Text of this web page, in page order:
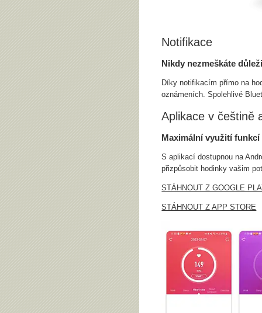
Notifikace
Nikdy nezmeškáte
Díky notifikacím přímo na
oznámeních. Spolehlivé
Aplikace v češtině
Maximální využití funkcí
S aplikací dostupnou na
přizpůsobit hodinky vašim
STÁHNOUT Z GOOGLE
STÁHNOUT Z APP STORE